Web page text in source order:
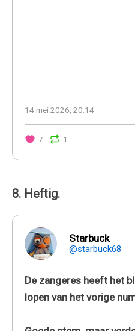
14 mei 2026, 20:14
7 1
8. Heftig.
Starbuck
@starbuck68
De zangeres heeft het
lopen van het vorige